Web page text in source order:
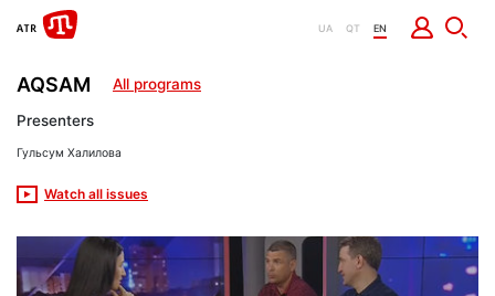
UA QT EN
AQSAM All programs
Presenters
Гульсум Халилова
Watch all issues